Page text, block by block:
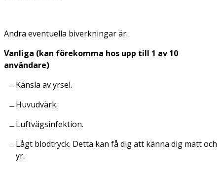
Andra eventuella biverkningar är:
Vanliga (kan förekomma hos upp till 1 av 10
användare)
Känsla av yrsel.
Huvudvärk.
Luftvägsinfektion.
Lågt blodtryck. Detta kan få dig att känna dig matt och
yr.